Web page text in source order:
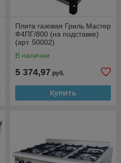
Плита газовая Гриль Мастер
Ф4ПГ/800 (на подставке)
(арт. 50002)
В наличии
5 374,97 руб.
Купить